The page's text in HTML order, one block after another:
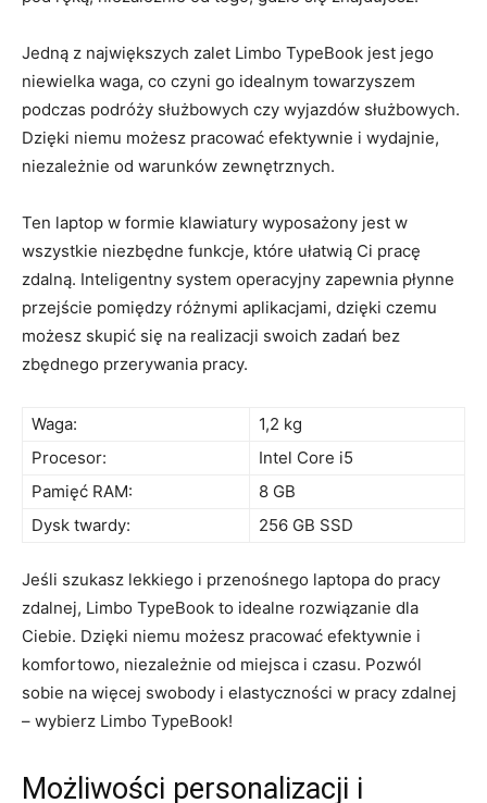
Jedną⁤ z największych‍ zalet Limbo TypeBook⁣ jest jego
niewielka‍ waga, ⁢co czyni go idealnym​ towarzyszem
podczas ⁣podróży służbowych czy wyjazdów służbowych.
Dzięki‍ niemu możesz ​pracować efektywnie i wydajnie,
niezależnie‌ od ​warunków zewnętrznych.
Ten laptop w ⁤formie​ klawiatury ⁣wyposażony jest ‌w⁢
wszystkie niezbędne​ funkcje, które ułatwią Ci pracę‌
zdalną. Inteligentny system operacyjny ⁤zapewnia płynne
przejście pomiędzy ⁣różnymi ⁢aplikacjami, ⁣dzięki czemu
możesz skupić​ się ⁢na realizacji swoich ⁤zadań ⁤bez
zbędnego przerywania pracy.
Waga:
1,2 kg
Procesor:
Intel Core i5
Pamięć ‍RAM:
8⁣ GB
Dysk twardy:
256 ⁣GB SSD
Jeśli szukasz lekkiego i przenośnego laptopa do pracy
zdalnej,‌ Limbo‌ TypeBook‌ to idealne⁢ rozwiązanie dla
⁢Ciebie. Dzięki niemu możesz pracować⁣ efektywnie i⁤
komfortowo, niezależnie od⁤ miejsca i czasu. ‌Pozwól
sobie na ⁣więcej swobody i ‌elastyczności w‌ pracy zdalnej
⁤–‌ wybierz ⁢Limbo TypeBook!
Możliwości personalizacji⁤ i